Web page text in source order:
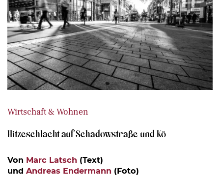
Wirtschaft & Wohnen
Hitzeschlacht auf Schadowstraße und Kö
Von Marc Latsch (Text)
und Andreas Endermann (Foto)